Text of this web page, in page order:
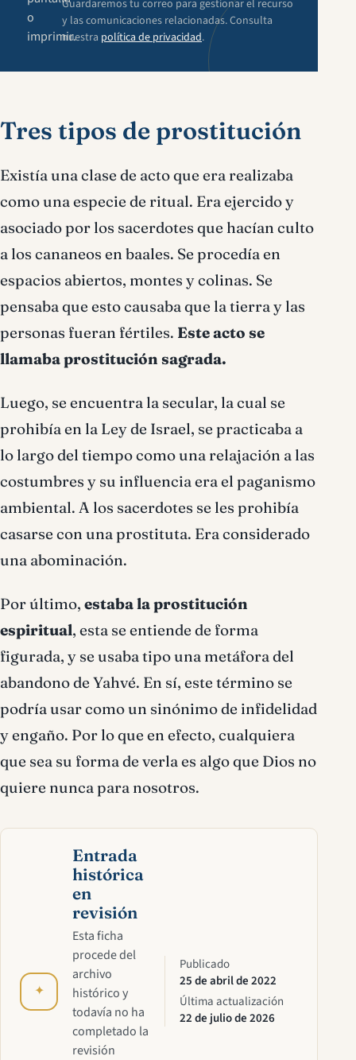
o
imprimir.
Guardaremos tu correo para gestionar el recurso
y las comunicaciones relacionadas. Consulta
nuestra política de privacidad.
Tres tipos de prostitución
Existía una clase de acto que era realizaba
como una especie de ritual. Era ejercido y
asociado por los sacerdotes que hacían culto
a los cananeos en baales. Se procedía en
espacios abiertos, montes y colinas. Se
pensaba que esto causaba que la tierra y las
personas fueran fértiles. Este acto se
llamaba prostitución sagrada.
Luego, se encuentra la secular, la cual se
prohibía en la Ley de Israel, se practicaba a
lo largo del tiempo como una relajación a las
costumbres y su influencia era el paganismo
ambiental. A los sacerdotes se les prohibía
casarse con una prostituta. Era considerado
una abominación.
Por último, estaba la prostitución
espiritual, esta se entiende de forma
figurada, y se usaba tipo una metáfora del
abandono de Yahvé. En sí, este término se
podría usarcomoun sinónimo de infidelidad
y engaño. Por lo que en efecto, cualquiera
que sea su forma de verla es algo que Dios no
quiere nunca para nosotros.
✦
Entrada
histórica
en
revisión
Esta ficha
procede del
archivo
histórico y
todavía no ha
completado la
revisión
Publicado
25 de abril de 2022
Última actualización
22 de julio de 2026